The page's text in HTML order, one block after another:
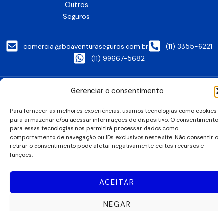
Gerenciar o consentimento
Para fornecer as melhores experiências, usamos tecnologias como cookies
para armazenar e/ou acessar informações do dispositivo. O consentimento
para essas tecnologias nos permitirá processar dados como
comportamento de navegação ou IDs exclusivos neste site. Não consentir
retirar o consentimento pode afetar negativamente certos recursos e
funções.
ACEITAR
NEGAR
Outros
Seguros
comercial@boaventuraseguros.com.br
(11) 3855-6221
(11) 99667-5682
Gen